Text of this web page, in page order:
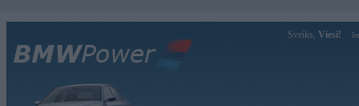
Sveiks, Viesi!